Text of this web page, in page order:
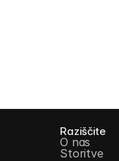
Raziščite
O nas
Storitve